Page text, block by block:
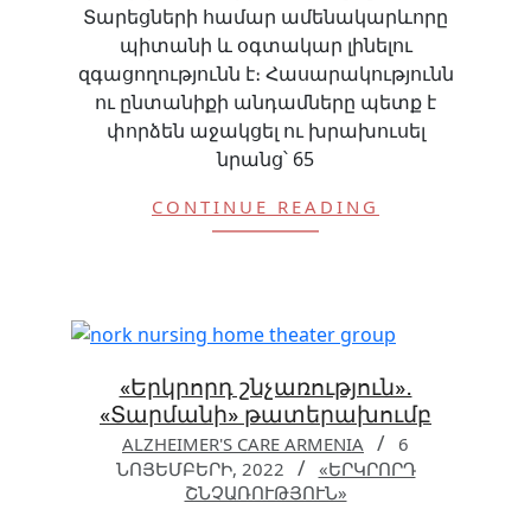
Տարեցների համար ամենակարևորը
պիտանի և օգտակար լինելու
զգացողությունն է։ Հասարակությունն
ու ընտանիքի անդամները պետք է
փորձեն աջակցել ու խրախուսել
նրանց՝ 65
CONTINUE READING
«Երկրորդ շնչառություն»․
«Տարմանի» թատերախումբ
ALZHEIMER'S CARE ARMENIA
6
ՆՈՅԵՄԲԵՐԻ, 2022
«ԵՐԿՐՈՐԴ
ՇՆՉԱՌՈՒԹՅՈՒՆ»